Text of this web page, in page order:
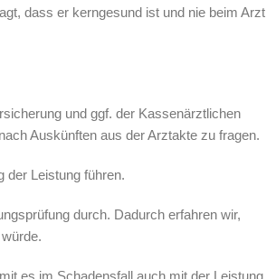
dass er kerngesund ist und nie beim Arzt
und ggf. der Kassenärztlichen
Auskünften aus der Arztakte zu fragen.
der Leistung führen.
durch. Dadurch erfahren wir,
es im Schadensfall auch mit der Leistung